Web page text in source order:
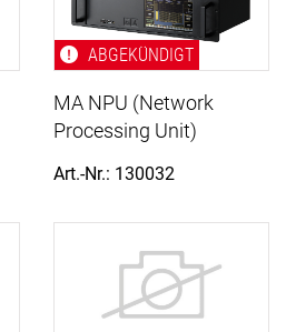
ABGEKÜNDIGT
MA NPU (Network
Processing Unit)
Art.-Nr.: 130032